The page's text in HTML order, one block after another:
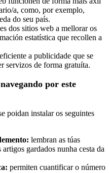
a, como, por exemplo,
do seu país.
dos sitios web a mellorar os
estatística que recollen a
a publicidade que se
servizos de forma gratuíta.
por este
poidan instalar os seguintes
lembran as túas
gardados nunha cesta da
permiten cuantificar o número